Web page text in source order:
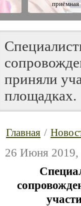
приёмная
приняли
площадках.
Главная /
26 Июня 2019,